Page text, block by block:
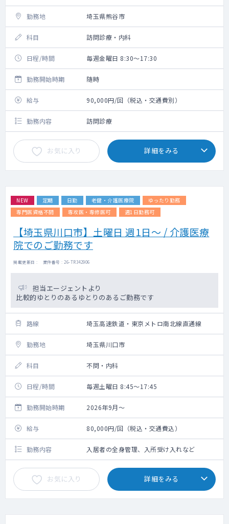
勤務地 埼玉県熊谷市
科目 訪問診療・内科
日程/時間 毎週金曜日 8:30～17:30
勤務開始時期 随時
給与 90,000円/回（税込・交通費別）
勤務内容 訪問診療
お気に入り 詳細をみる
NEW 定期 日勤 老健・介護医療院
ゆったり勤務
専門医資格不問
専攻医・専修医可 週1日勤務可
【埼玉県川口市】土曜日 週1日～ / 介護医療
院でのご勤務です
掲載更新日 : 案件番号 : 26-TR342906
担当エージェントより
比較的ゆとりのあるゆとりのあるご勤務です
路線 埼玉高速鉄道・東京メトロ南北線直通線
勤務地 埼玉県川口市
科目 不問・内科
日程/時間 毎週土曜日 8:45～17:45
勤務開始時期 2026年9月～
給与 80,000円/回（税込・交通費込）
勤務内容 入居者の全身管理、入所受け入れなど
お気に入り 詳細をみる